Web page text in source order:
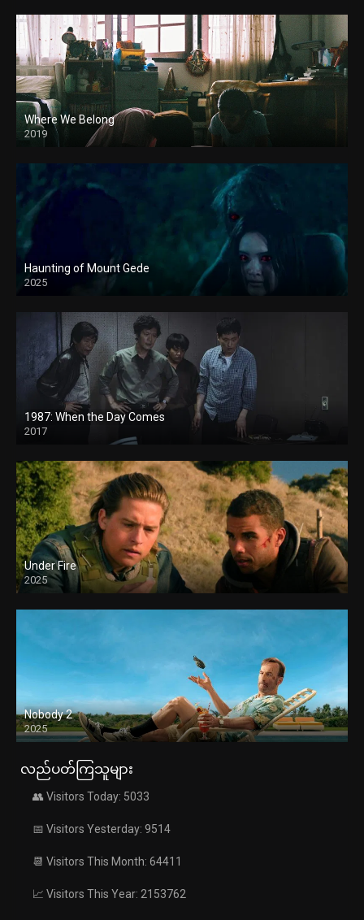
Where We Belong
2019
Haunting of Mount Gede
2025
1987: When the Day Comes
2017
Under Fire
2025
Nobody 2
2025
လည်ပတ်ကြသူများ
👥 Visitors Today: 5033
📅 Visitors Yesterday: 9514
📆 Visitors This Month: 64411
📈 Visitors This Year: 2153762